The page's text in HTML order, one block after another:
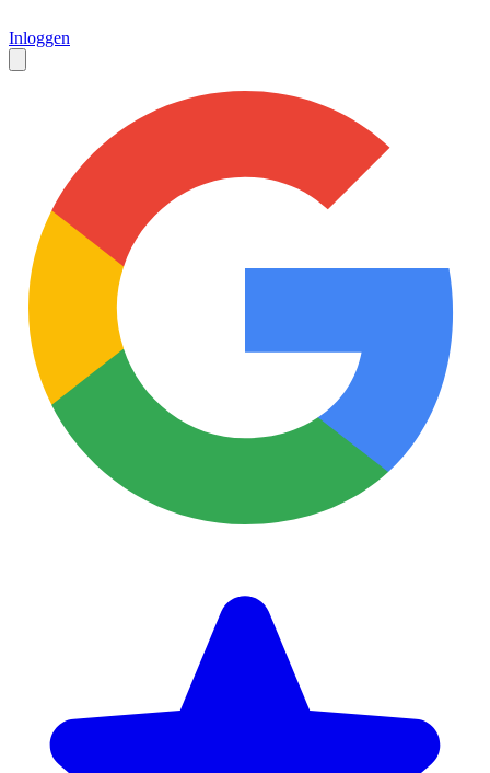
Inloggen